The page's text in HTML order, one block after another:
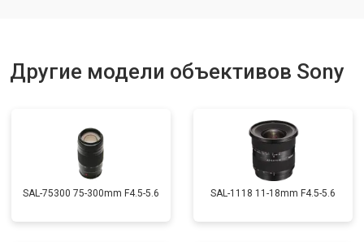
Другие модели объективов Sony
SAL-75300 75-300mm F4.5-5.6 SAL-1118 11-18mm F4.5-5.6